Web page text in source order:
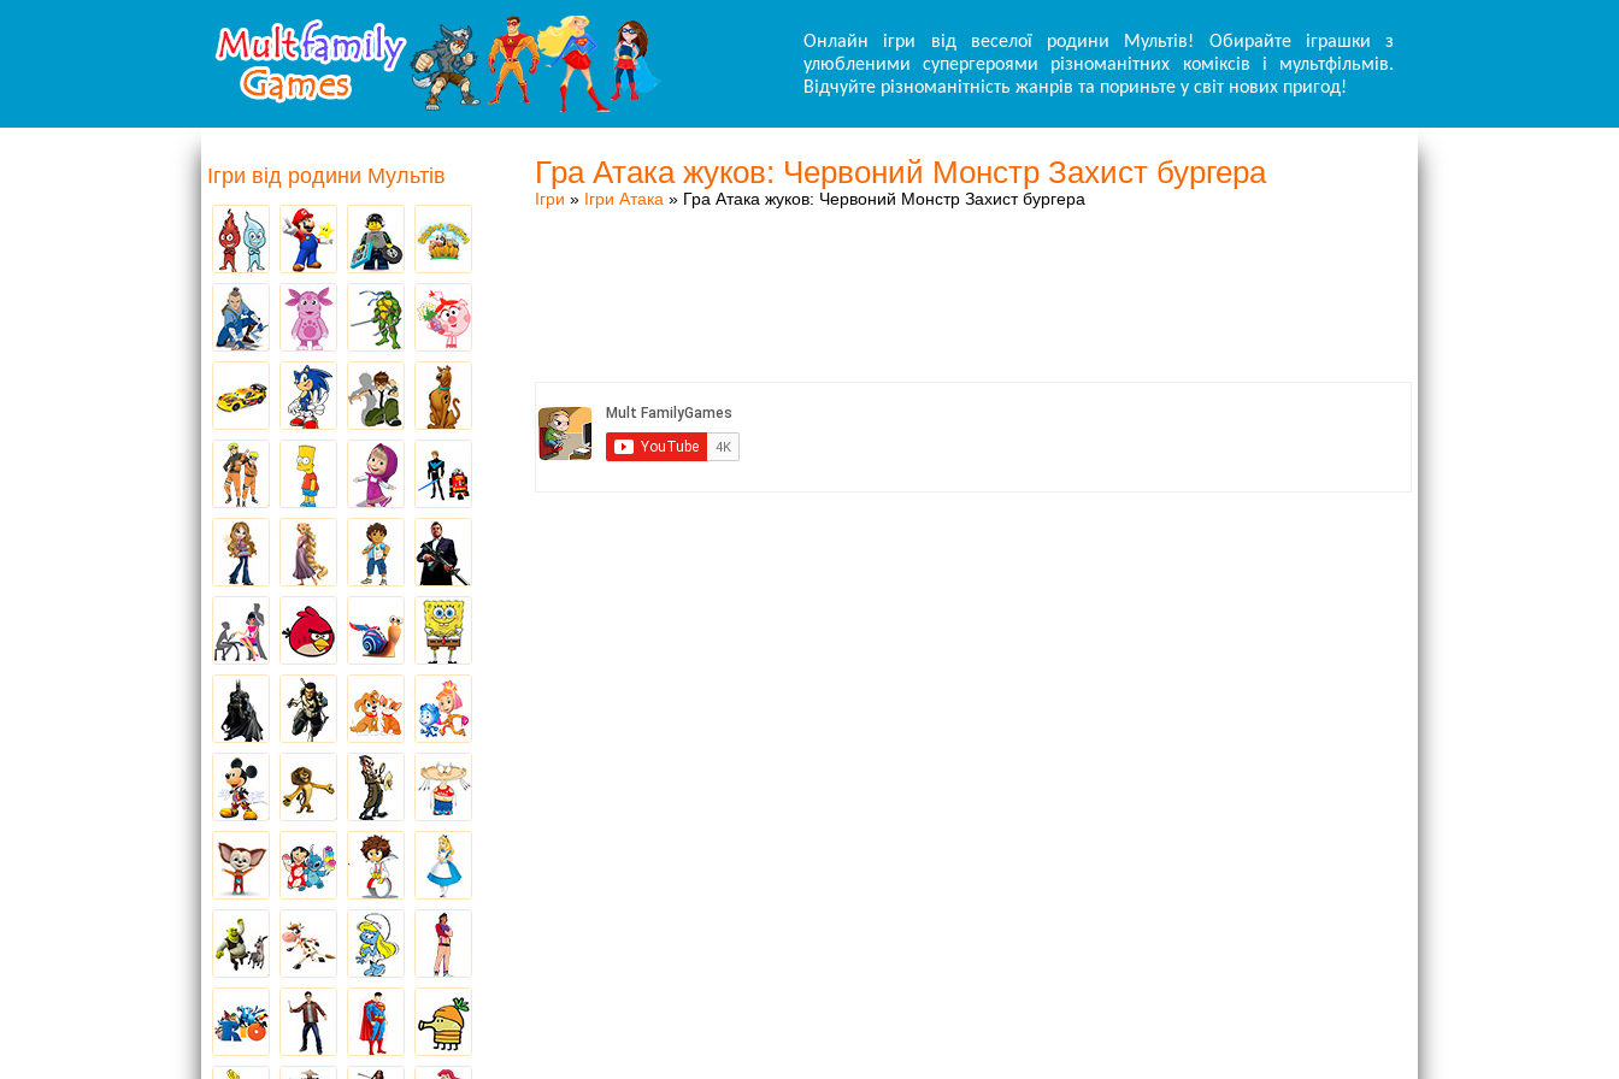
Онлайн ігри від веселої родини Мультів! Обирайте іграшки з
улюбленими супергероями різноманітних коміксів і мультфільмів.
Відчуйте різноманітність жанрів та пориньте у світ нових пригод!
Гра Атака жуков: Червоний Монстр Захист бургера
Ігри » Ігри Атака » Гра Атака жуков: Червоний Монстр Захист бургера
Ігри від родини Мультів